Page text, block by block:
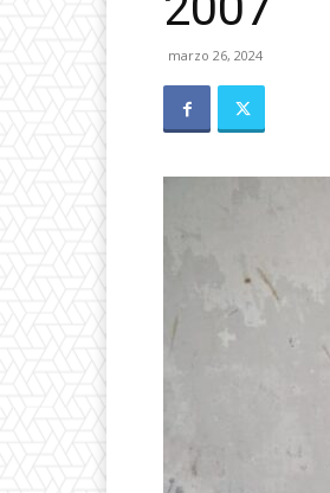
marzo 26, 2024